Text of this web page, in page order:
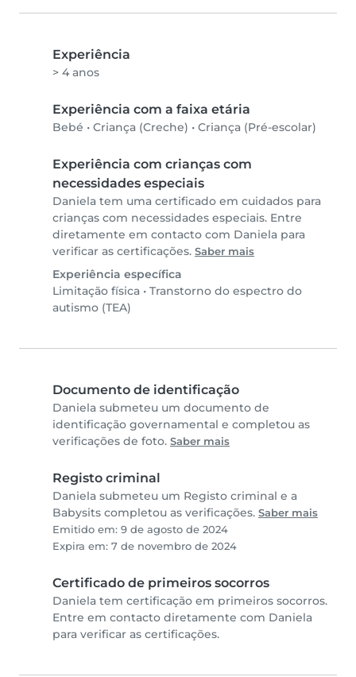
Experiência
> 4 anos
Experiência com a faixa etária
Bebé • Criança (Creche) • Criança (Pré-escolar)
Experiência com crianças com
necessidades especiais
Daniela tem uma certificado em cuidados para
crianças com necessidades especiais. Entre
diretamente em contacto com Daniela para
verificar as certificações. Saber mais
Experiência específica
Limitação física • Transtorno do espectro do
autismo (TEA)
Documento de identificação
Daniela submeteu um documento de
identificação governamental e completou as
verificações de foto. Saber mais
Registo criminal
Daniela submeteu um Registo criminal e a
Babysits completou as verificações. Saber mais
Emitido em: 9 de agosto de 2024
Expira em: 7 de novembro de 2024
Certificado de primeiros socorros
Daniela tem certificação em primeiros socorros.
Entre em contacto diretamente com Daniela
para verificar as certificações.